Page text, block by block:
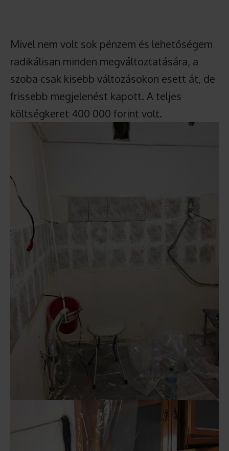
Mivel nem volt sok pénzem és lehetőségem
radikálisan minden megváltoztatására, a
szoba csak kisebb változásokon esett át, de
frissebb megjelenést kapott. A teljes
költségkeret 400 000 forint volt.